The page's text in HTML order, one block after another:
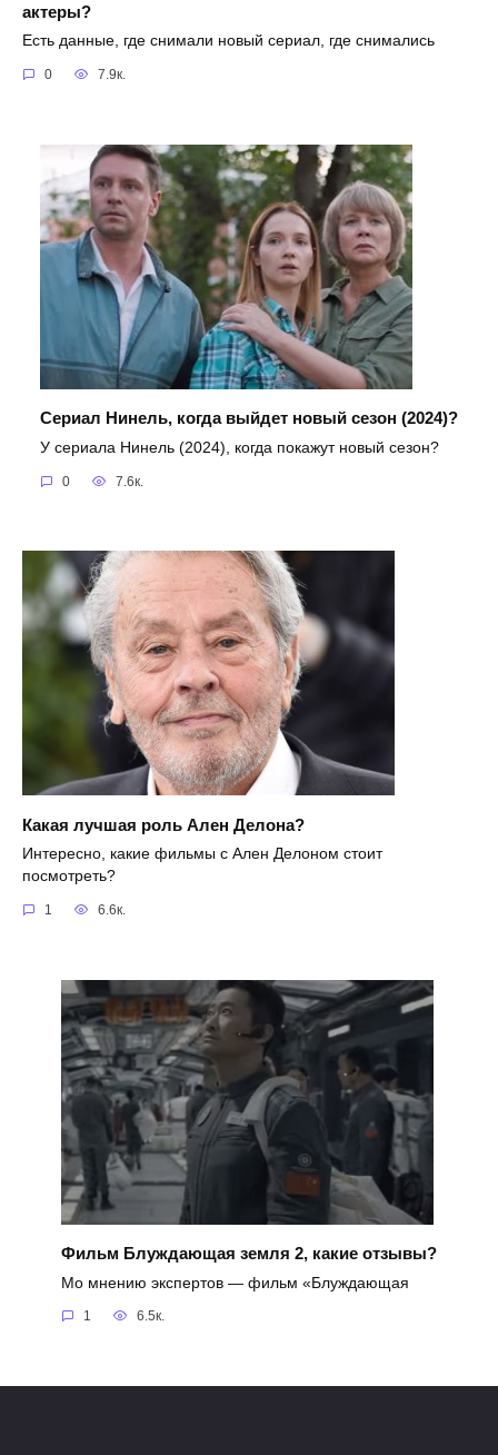
актеры?
Есть данные, где снимали новый сериал, где снимались
0 7.9к.
Сериал Нинель, когда выйдет новый сезон (2024)?
У сериала Нинель (2024), когда покажут новый сезон?
0 7.6к.
Какая лучшая роль Ален Делона?
Интересно, какие фильмы с Ален Делоном стоит
посмотреть?
1 6.6к.
Фильм Блуждающая земля 2, какие отзывы?
Мо мнению экспертов — фильм «Блуждающая
1 6.5к.